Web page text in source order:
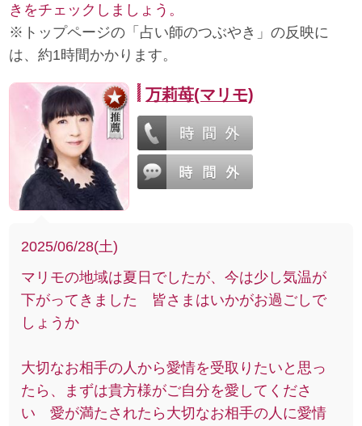
きをチェックしましょう。
※トップページの「占い師のつぶやき」の反映に
は、約1時間かかります。
万莉苺(マリモ)
2025/06/28(土)
マリモの地域は夏日でしたが、今は少し気温が
下がってきました 皆さまはいかがお過ごしで
しょうか
大切なお相手の人から愛情を受取りたいと思っ
たら、まずは貴方様がご自分を愛してくださ
い 愛が満たされたら大切なお相手の人に愛情